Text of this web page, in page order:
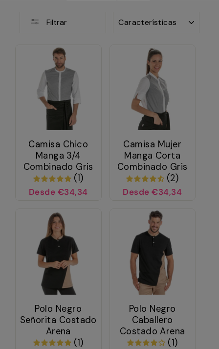
Filtrar
Camisa Chico
Manga 3/4
Combinado Gris
(1)
Desde €34,34
Camisa Mujer
Manga Corta
Combinado Gris
(2)
Desde €34,34
Polo Negro
Señorita Costado
Arena
(1)
Polo Negro
Caballero
Costado Arena
(1)